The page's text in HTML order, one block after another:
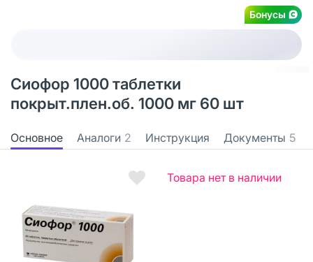
Бонусы
Сиофор 1000 таблетки
покрыт.плен.об. 1000 мг 60 шт
Основное Аналоги 2 Инструкция Документы 5
Товара нет в наличии